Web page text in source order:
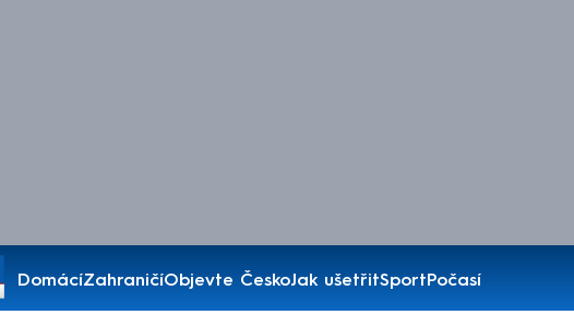
DomácíZahraničíObjevte ČeskoJak ušetřitSportPočasí
Pořady